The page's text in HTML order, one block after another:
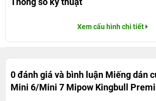
Xem cấu hình chi tiết
0 đánh giá và bình luận Miếng dán
Mini 6/Mini 7 Mipow Kingbull